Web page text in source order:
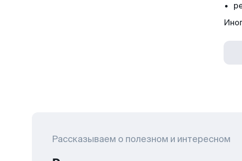
Рассказываем о полезном и интересном